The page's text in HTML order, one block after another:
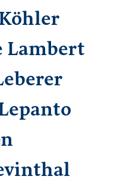
Lambert